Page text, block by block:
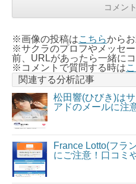
※画像の投稿はこちらからお
※サクラのプロフやメッセ
前、URLがあったら一緒に
※コメントで質問する時は
関連する分析記事
松田響(ひびき)は
アドのメールに注
France Lotto(フラ
にご注意！口コミ